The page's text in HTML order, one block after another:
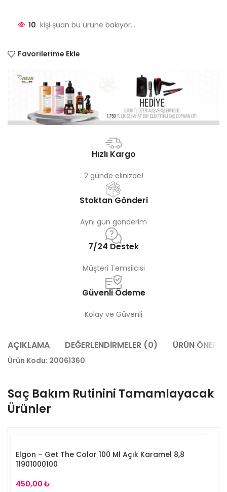
10 kişi şuan bu ürüne bakıyor...
Favorilerime Ekle
Hızlı Kargo
2 günde elinizde!
Stoktan Gönderi
Aynı gün gönderim
7/24 Destek
Müşteri Temsilcisi
Güvenli Ödeme
Kolay ve Güvenli
AÇIKLAMA DEĞERLENDIRMELER (0) ÜRÜN
Ürün Kodu: 20061360
Saç Bakım Rutinini Tamamlayacak
Ürünler
Elgon – Get The Color 100 Ml Açık Karamel 8,8
11901000100
₺